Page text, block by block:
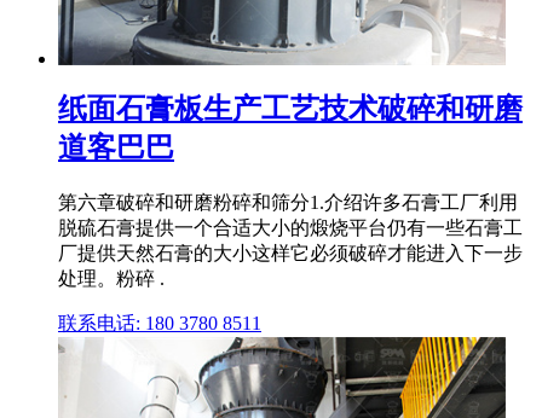
纸面石膏板生产工艺技术破碎和研磨
道客巴巴
第六章破碎和研磨粉碎和筛分1.介绍许多石膏工厂利用
脱硫石膏提供一个合适大小的煅烧平台仍有一些石膏工
厂提供天然石膏的大小这样它必须破碎才能进入下一步
处理。粉碎 .
联系电话: 180 3780 8511